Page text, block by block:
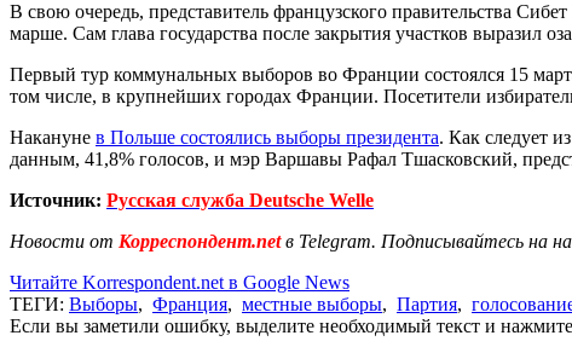
В свою очередь, представитель французского правительства
марше. Сам глава государства после закрытия участков выразил
Первый тур коммунальных выборов во Франции состоялся 15
том числе, в крупнейших городах Франции. Посетители
Накануне в Польше состоялись выборы президента. Как следует
данным, 41,8% голосов, и мэр Варшавы Рафал Тшасковский,
Источник: Русская служба Deutsche Welle
Новости от Корреспондент.netв Telegram. Подписывайтесь на
Читайте Korrespondent.net в Google News
ТЕГИ: Выборы, Франция, местные выборы, Партия,
Если вы заметили ошибку, выделите необходимый текст и